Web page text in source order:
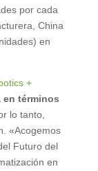
por cada
China
en
+
en términos
lo tanto,
«Acogemos
Futuro del
en